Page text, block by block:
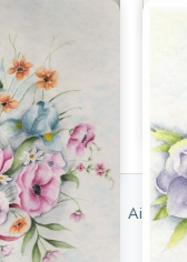
| DMCA Aide